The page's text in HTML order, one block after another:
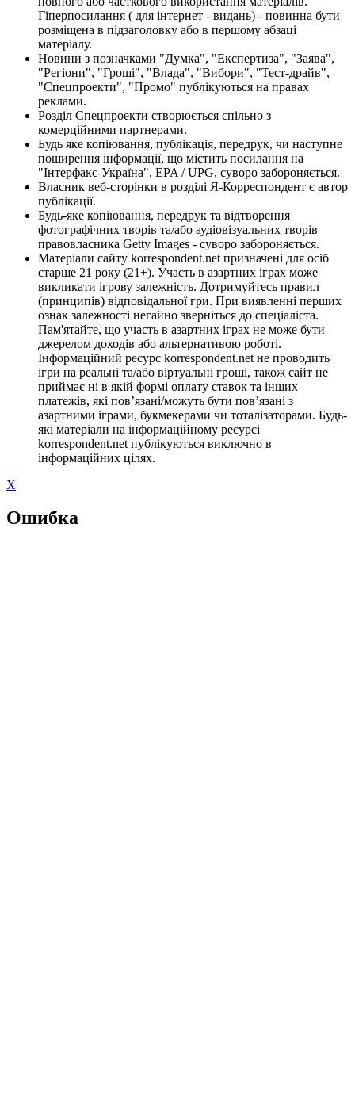
Гіперпосилання ( для інтернет - видань) - повинна бути
розміщена в підзаголовку або в першому абзаці
матеріалу.
Новини з позначками "Думка", "Експертиза", "Заява",
"Регіони", "Гроші", "Влада", "Вибори", "Тест-драйв",
"Спецпроекти", "Промо" публікуються на правах
реклами.
Розділ Спецпроекти створюється спільно з
комерційними партнерами.
Будь яке копіювання, публікація, передрук, чи наступне
поширення інформації, що містить посилання на
"Інтерфакс-Україна", EPA / UPG, суворо забороняється.
Власник веб-сторінки в розділі Я-Корреспондент є автор
публікації.
Будь-яке копіювання, передрук та відтворення
фотографічних творів та/або аудіовізуальних творів
правовласника Getty Images - суворо забороняється.
Матеріали сайту korrespondent.net призначені для осіб
старше 21 року (21+). Участь в азартних іграх може
викликати ігрову залежність. Дотримуйтесь правил
(принципів) відповідальної гри. При виявленні перших
ознак залежності негайно зверніться до спеціаліста.
Пам'ятайте, що участь в азартних іграх не може бути
джерелом доходів або альтернативою роботі.
Інформаційний ресурс korrespondent.net не проводить
ігри на реальні та/або віртуальні гроші, також сайт не
приймає ні в якій формі оплату ставок та інших
платежів, які пов’язані/можуть бути пов’язані з
азартними іграми, букмекерами чи тоталізаторами. Будь-
які матеріали на інформаційному ресурсі
korrespondent.net публікуються виключно в
інформаційних цілях.
X
Ошибка